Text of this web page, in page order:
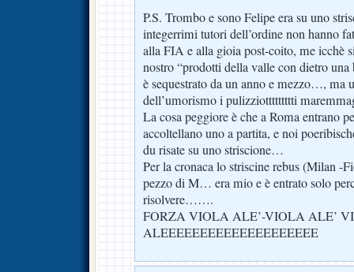
P.S. Trombo e sono Felipe era su uno
integerrimi tutori dell’ordine non hanno
alla FIA e alla gioia post-coito, me icchè
nostro “prodotti della valle con dietro
è sequestrato da un anno e mezzo…, ma
dell’umorismo i pulizziottttttttti
La cosa peggiore è che a Roma entrano
accoltellano uno a partita, e noi
du risate su uno striscione…
Per la cronaca lo striscine rebus (Milan -
pezzo di M… era mio e è entrato solo
risolvere…….
FORZA VIOLA ALE’-VIOLA ALE’
ALEEEEEEEEEEEEEEEEEEEE